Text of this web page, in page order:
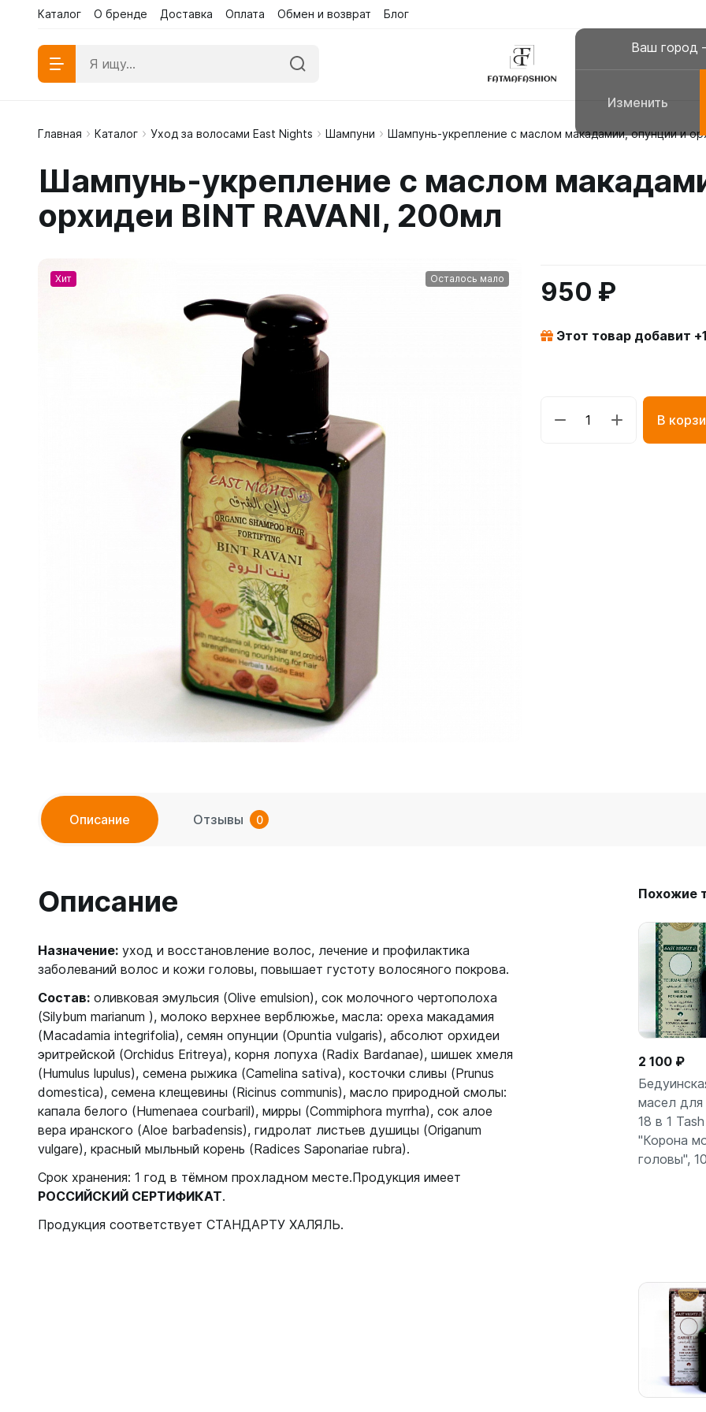
Каталог О бренде Доставка Оплата Обмен и возврат Блог
Ваш
Изменить
Абаи эксклюзивные платья
Абаи мусульманские платья
Платья повседневные
Платья для молитвы,
Галабеи домашние
Главная Каталог Уход за волосами East Nights Шампуни Шампунь-укрепление с маслом макадамии, опунции и
Шампунь-укрепление с маслом
орхидеи BINT RAVANI, 200мл
Хит Осталось мало 950 ₽
Этот товар добавит +
В
Описание Отзывы 0
Описание
Назначение: уход и восстановление волос, лечение и профилактика
заболеваний волос и кожи головы, повышает густоту волосяного покрова.
Состав: оливковая эмульсия (Olive emulsion), сок молочного чертополоха
(Silybum marianum ), молоко верхнее верблюжье, масла: ореха макадамия
(Macadamia integrifolia), семян опунции (Opuntia vulgaris), абсолют орхидеи
эритрейской (Orchidus Eritreya), корня лопуха (Radix Bardanae), шишек хмеля
(Humulus lupulus), семена рыжика (Саmеlinа sativa), косточки сливы (Prunus
domestica), семена клещевины (Ricinus communis), масло природной смолы:
капала белого (Humenaea courbaril), мирры (Commiphora myrrha), сок алое
вера иранского (Aloe barbadensis), гидролат листьев душицы (Origanum
vulgare), красный мыльный корень (Radices Saponariae rubra).
Срок хранения: 1 год в тёмном прохладном месте.Продукция имеет
РОССИЙСКИЙ СЕРТИФИКАТ.
Продукция соответствует СТАНДАРТУ ХАЛЯЛЬ.
Похожие
В
2 100 ₽
масел
18 в 1
"Корона
головы",